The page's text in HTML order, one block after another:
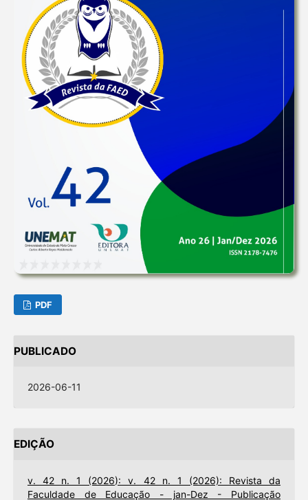
PDF
PUBLICADO
2026-06-11
EDIÇÃO
v. 42 n. 1 (2026): v. 42 n. 1 (2026): Revista da
Faculdade de Educação - jan-Dez - Publicação